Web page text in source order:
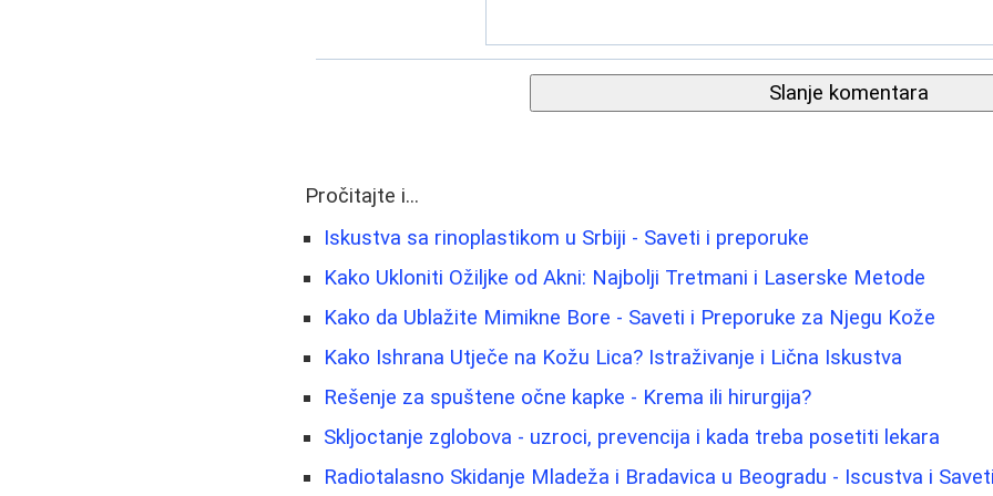
Slanje komentara
Pročitajte i...
Iskustva sa rinoplastikom u Srbiji - Saveti i preporuke
Kako Ukloniti Ožiljke od Akni: Najbolji Tretmani i Laserske Metode
Kako da Ublažite Mimikne Bore - Saveti i Preporuke za Njegu Kože
Kako Ishrana Utječe na Kožu Lica? Istraživanje i Lična Iskustva
Rešenje za spuštene očne kapke - Krema ili hirurgija?
Skljoctanje zglobova - uzroci, prevencija i kada treba posetiti lekara
Radiotalasno Skidanje Mladeža i Bradavica u Beogradu - Iscustva i